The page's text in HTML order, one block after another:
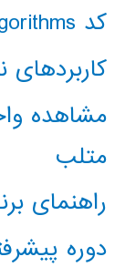
کد classical AI search algorithms
کاربردهای
مشاهده
متلب
راهنمای
دوره